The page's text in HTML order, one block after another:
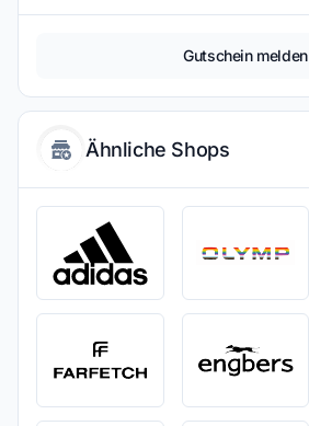
Gutschein melden
Ähnliche Shops